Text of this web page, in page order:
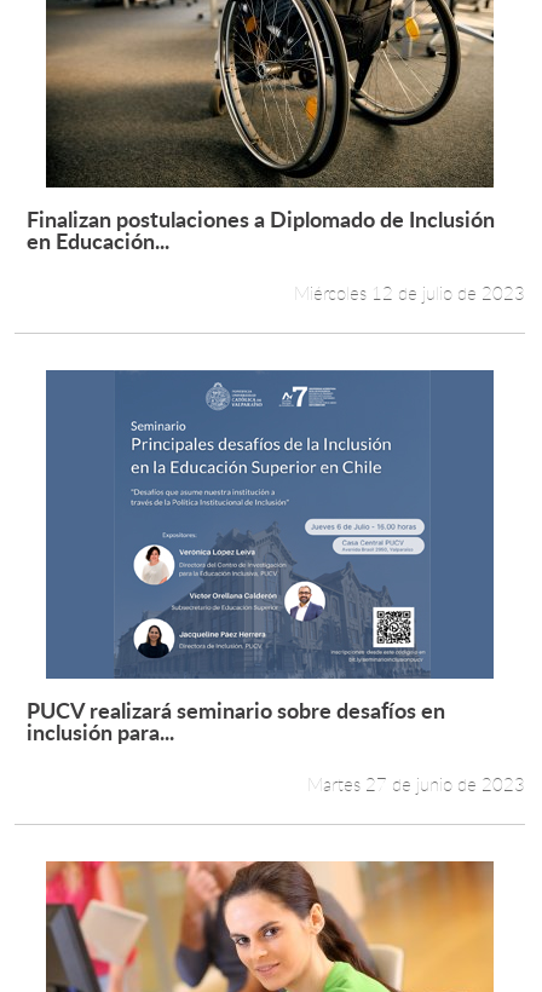
Leer más +
Finalizan postulaciones a Diplomado de Inclusión
en Educación...
Miércoles 12 de julio de 2023
Leer más +
PUCV realizará seminario sobre desafíos en
inclusión para...
Martes 27 de junio de 2023